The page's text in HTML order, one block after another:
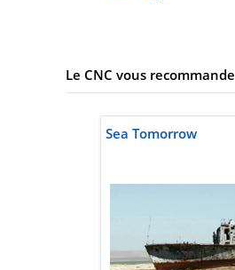
Le CNC vous recommande
Sea Tomorrow